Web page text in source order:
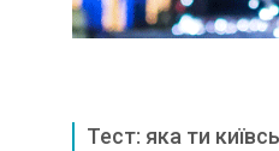
Тест: яка ти